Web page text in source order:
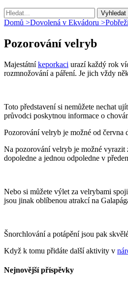
Vyhledávání
Hledat:
Domů >Dovolená v Ekvádoru >
Pozorování velryb
Majestátníkeporkaci urazí každý rok
rozmnožování a páření. Je jich vždy
Toto představení si nemůžete nechat
průvodci poskytnou informace o
Pozorování velryb je možné od června
Na pozorování velryb je možné
dopoledne a jednou odpoledne v
Nebo si můžete výlet za velrybami
jsou jinak oblíbenou atrakcí na
Šnorchlování a potápění jsou pak
Když k tomu přidáte další aktivity v
Nejnovější příspěvky